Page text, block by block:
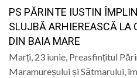
PS PĂRINTE IUSTIN
SLUJBĂ ARHIEREASCĂ LA
DIN BAIA MARE
Marți, 23 iunie, Preasfințitul
Maramureșului și Sătmarului,